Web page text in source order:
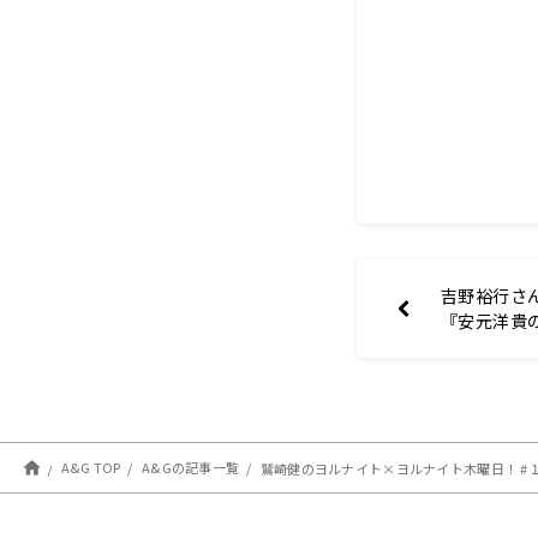
吉野裕行さ
『安元洋
A&G TOP A&Gの記事一覧 鷲崎健のヨルナイト×ヨルナイト木曜日！ #